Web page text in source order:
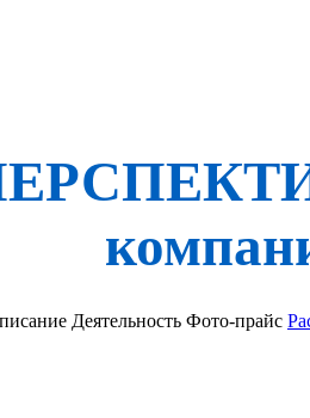
Деятельность Фото-прайс